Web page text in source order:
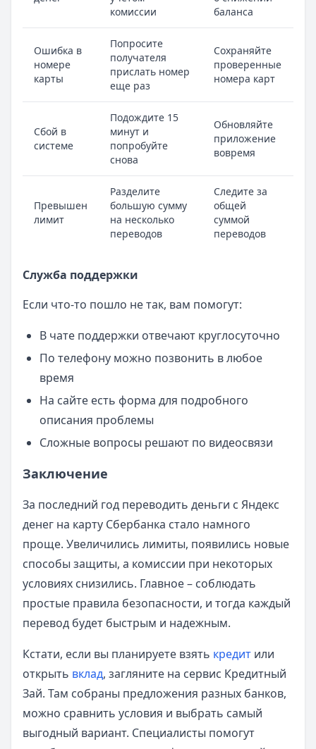
комиссии
баланса
Ошибка в
номере
карты
Попросите
получателя
прислать номер
еще раз
Сохраняйте
проверенные
номера карт
Сбой в
системе
Подождите 15
минут и
попробуйте
снова
Обновляйте
приложение
вовремя
Превышен
лимит
Разделите
большую сумму
на несколько
переводов
Следите за
общей
суммой
переводов
Служба поддержки
Если что-то пошло не так, вам помогут:
В чате поддержки отвечают круглосуточно
По телефону можно позвонить в любое
время
На сайте есть форма для подробного
описания проблемы
Сложные вопросы решают по видеосвязи
Заключение
За последний год переводить деньги с Яндекс
денег на карту Сбербанка стало намного
проще. Увеличились лимиты, появились новые
способы защиты, а комиссии при некоторых
условиях снизились. Главное – соблюдать
простые правила безопасности, и тогда каждый
перевод будет быстрым и надежным.
Кстати, если вы планируете взять кредит или
открыть вклад, загляните на сервис Кредитный
Зай. Там собраны предложения разных банков,
можно сравнить условия и выбрать самый
выгодный вариант. Специалисты помогут